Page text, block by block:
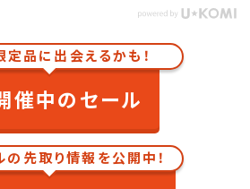
品に出会えるかも！
催中のセール
先取り情報を公開中！